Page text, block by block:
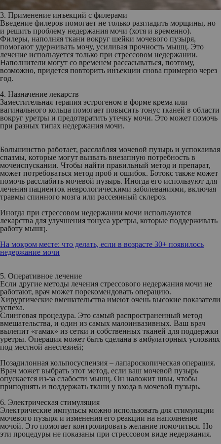
3. Применение инъекций с филерами
Введение филеров помогает не только разгладить морщины, но
и решить проблему недержания мочи (хотя и временно).
Филеры, наполняя ткани вокруг шейки мочевого пузыря,
помогают удерживать мочу, усиливая прочность мышц. Это
лечение используется только при стрессовом недержании.
Наполнители могут со временем рассасываться, поэтому,
возможно, придется повторить инъекции снова примерно через
год.
4. Назначение лекарств
Заместительная терапия эстрогеном в форме крема или
вагинального кольца помогает повысить тонус тканей в области
вокруг уретры и предотвратить утечку мочи. Это может помочь
при разных типах недержания мочи.
Большинство работает, расслабляя мочевой пузырь и успокаивая
спазмы, которые могут вызвать внезапную потребность в
мочеиспускании. Чтобы найти правильный метод и препарат,
может потребоваться метод проб и ошибок. Ботокс также может
помочь расслабить мочевой пузырь. Иногда его используют для
лечения пациенток неврологическими заболеваниями, включая
травмы спинного мозга или рассеянный склероз.
Иногда при стрессовом недержании мочи используются
лекарства для улучшения тонуса уретры, которые поддерживать
работу мышц.
На мокром месте: что делать, если в возрасте 30+ появилось
недержание мочи
5. Оперативное лечение
Если другие методы лечения стрессового недержания мочи не
работают, врач может порекомендовать операцию.
Хирургические вмешательства имеют очень высокие показатели
успеха.
Слинговая процедура. Это самый распространенный метод
вмешательства, и один из самых малоинвазивных. Ваш врач
вылепит «гамак» из сетки и собственных тканей для поддержки
уретры. Операция может быть сделана в амбулаторных условиях
под местной анестезией;
Позадилонная кольпосуспензия – лапароскопическая операция.
Врач может выбрать этот метод, если ваш мочевой пузырь
опускается из-за слабости мышц. Он наложит швы, чтобы
приподнять и поддержать ткани у входа в мочевой пузырь.
6. Электрическая стимуляция
Электрические импульсы можно использовать для стимуляции
мочевого пузыря и изменения его реакции на наполнение
мочой. Это помогает контролировать желание помочиться. Но
эти процедуры не показаны при стрессовом виде недержания.